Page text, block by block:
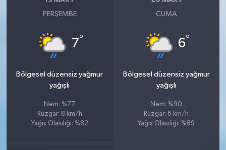
PERŞEMBE
7°
Bölgesel düzensiz yağmur
yağışlı
Nem: %77
Rüzgar: 8 km/h
Yağış Olasılığı: %82
CUMA
6°
Bölgesel düzensiz yağmur
yağışlı
Nem: %90
Rüzgar: 6 km/h
Yağış Olasılığı: %89